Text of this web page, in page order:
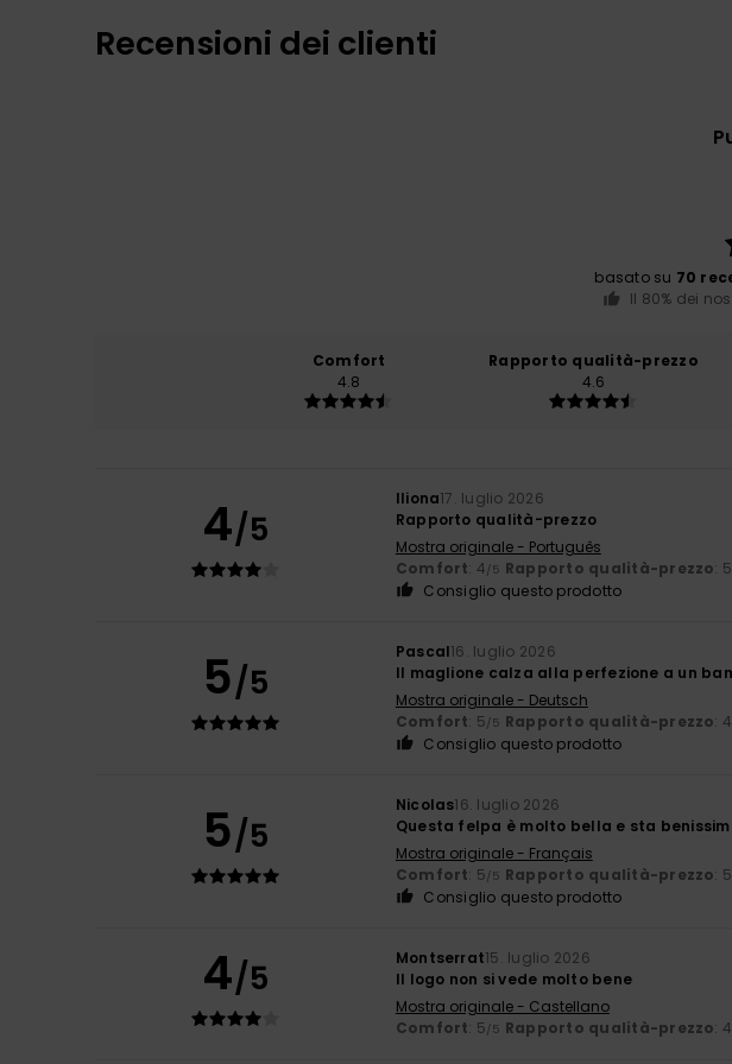
Recensioni dei clienti
basato su 70
Il 80% dei
Comfort
4.8
Rapporto qualità-prezzo
4.6
4/5
Iliona17. luglio 2026
Rapporto qualità-prezzo
Mostra originale - Português
Comfort: 4/5 Rapporto qualità-prezzo: 5
Consiglio questo prodotto
5/5
Pascal16. luglio 2026
Il maglione calza alla perfezione a un
Mostra originale - Deutsch
Comfort: 5/5 Rapporto qualità-prezzo: 4
Consiglio questo prodotto
5/5
Nicolas16. luglio 2026
Questa felpa è molto bella e sta
Mostra originale - Français
Comfort: 5/5 Rapporto qualità-prezzo: 5
Consiglio questo prodotto
4/5 Montserrat15. luglio 2026
Il logo non si vede molto bene
Mostra originale - Castellano
Comfort: 5/5 Rapporto qualità-prezzo: 4